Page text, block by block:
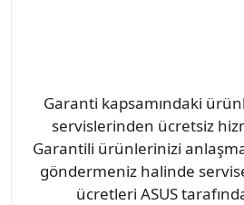
Garanti kapsamındaki
servislerinden ücretsiz
Garantili ürünlerinizi
göndermeniz halinde
ücretleri ASUS